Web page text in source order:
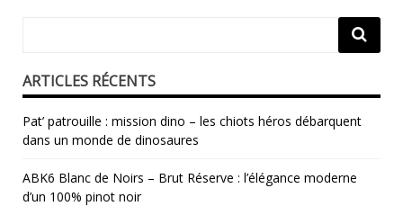
ARTICLES RÉCENTS
Pat’ patrouille : mission dino – les chiots héros débarquent
dans un monde de dinosaures
ABK6 Blanc de Noirs – Brut Réserve : l’élégance moderne
d’un 100% pinot noir